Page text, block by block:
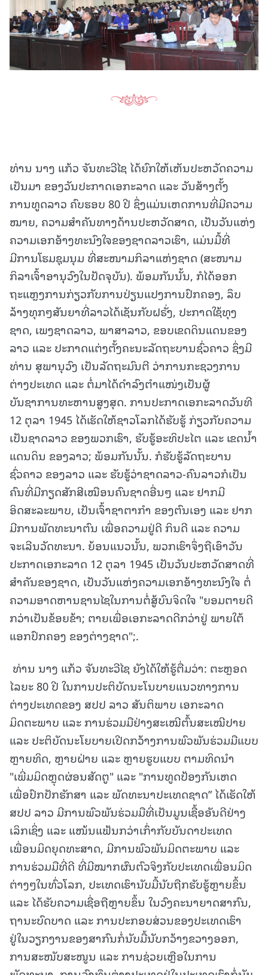
ທ່ານ ນາງ ແກ້ວ ຈັນທະວີໄຊ ໄດ້ຍົກໃຫ້ເຫັນປະຫວັດຄວາມ
ເປັນມາ ຂອງວັນປະກາດເອກະລາດ ແລະ ວັນສ້າງຕັ້ງ
ການທູດລາວ ຄົບຮອບ 80 ປີ ຊຶ່ງແມ່ນເຫດການທີ່ມີຄວາມ
ໝາຍ, ຄວາມສຳຄັນທາງດ້ານປະຫວັດສາດ, ເປັນວັນແຫ່ງ
ຄວາມເອກອ້າງທະນົງໃຈຂອງຊາດລາວເຮົາ, ແມ່ນມື້ທີ່
ມີການໂຮມຊຸມນຸມ ທີ່ສະໜາມກິລາແຫ່ງຊາດ (ສະໜາມ
ກິລາເຈົ້າອານຸວົງໃນປັດຈຸບັນ). ພ້ອມກັນນັ້ນ, ກໍໄດ້ອອກ
ຖະແຫຼງການກ່ຽວກັບການປ່ຽນແປງການປົກຄອງ, ລຶບ
ລ້າງທຸກໆສັນຍາທີ່ລາວໄດ້ເຊັນກັບຝຣັ່ງ, ປະກາດໃຊ້ທຸງ
ຊາດ, ເພງຊາດລາວ, ພາສາລາວ, ຂອບເຂດດິນແດນຂອງ
ລາວ ແລະ ປະກາດແຕ່ງຕັ້ງຄະນະລັດຖະບານຊົ່ວຄາວ ຊຶ່ງມີ
ທ່ານ ສຸພານຸວົງ ເປັນລັດຖະມົນຕີ ວ່າການກະຊວງການ
ຕ່າງປະເທດ ແລະ ຕໍ່ມາໄດ້ດໍາລົງຕໍາແໜ່ງເປັນຜູ້
ບັນຊາການທະຫານສູງສຸດ. ການປະກາດເອກະລາດວັນທີ
12 ຕຸລາ 1945 ໄດ້ເຮັດໃຫ້ຊາວໂລກໄດ້ຮັບຮູ້ ກ່ຽວກັບຄວາມ
ເປັນຊາດລາວ ຂອງພວກເຮົາ, ຮັບຮູ້ອະທິປະໄຕ ແລະ ເຂດນໍ້າ
ແດນດິນ ຂອງລາວ; ພ້ອມກັນນັ້ນ. ກໍຮັບຮູ້ລັດຖະບານ
ຊົ່ວຄາວ ຂອງລາວ ແລະ ຮັບຮູ້ວ່າຊາດລາວ-ຄົນລາວກໍເປັນ
ຄົນທີ່ມີກຽດສັກສີເໝືອນຄົນຊາດອື່ນໆ ແລະ ຢາກມີ
ອິດສະລະພາບ, ເປັນເຈົ້າຊາຕາກຳ ຂອງຕົນເອງ ແລະ ຢາກ
ມີການພັດທະນາຕົນ ເພື່ອຄວາມຢູ່ດີ ກິນດີ ແລະ ຄວາມ
ຈະເລີນວັດທະນາ. ຍ້ອນແນວນັ້ນ, ພວກເຮົາຈຶ່ງຖືເອົາວັນ
ປະກາດເອກະລາດ 12 ຕຸລາ 1945 ເປັນວັນປະຫວັດສາດທີ່
ສໍາຄັນຂອງຊາດ, ເປັນວັນແຫ່ງຄວາມເອກອ້າງທະນົງໃຈ ຕໍ່
ຄວາມອາດຫານຊານໄຊໃນການຕໍ່ສູ້ບົນຈິດໃຈ "ຍອມຕາຍດີ
ກວ່າເປັນຂ້ອຍຂ້າ; ຕາຍເພື່ອເອກະລາດດີກວ່າຢູ່ ພາຍໃຕ້
ແອກປົກຄອງ ຂອງຕ່າງຊາດ";.
‎ ທ່ານ ນາງ ແກ້ວ ຈັນທະວີໄຊ ຍັງໄດ້ໃຫ້ຮູ້ຕື່ມວ່າ: ຕະຫຼອດ
ໄລຍະ 80 ປີ ໃນການປະຕິບັດນະໂນບາຍແນວທາງການ
ຕ່າງປະເທດຂອງ ສປປ ລາວ ສັນຕິພາບ ເອກະລາດ
ມິດຕະພາບ ແລະ ການຮ່ວມມືຢ່າງສະເໝີຕົ້ນສະເໝີປາຍ
ແລະ ປະຕິບັດນະໂຍບາຍເປີດກວ້າງການພົວພັນຮ່ວມມືແບບ
ຫຼາຍທິດ, ຫຼາຍຝ່າຍ ແລະ ຫຼາຍຮູບແບບ ຕາມທິດນໍາ
"ເພີ່ມມິດຫຼຸດຜ່ອນສັດຕູ" ແລະ "ການທູດປ້ອງກັນເຫດ
ເພື່ອປົກປັກຮັກສາ ແລະ ພັດທະນາປະເທດຊາດ” ໄດ້ເຮັດໃຫ້
ສປປ ລາວ ມີການພົວພັນຮ່ວມມືທີ່ເປັນມູນເຊື້ອອັນດີຢ່າງ
ເລິກເຊິ່ງ ແລະ ແໜ້ນແຟ້ນກວ່າເກົ່າກັບບັນດາປະເທດ
ເພື່ອນມິດຍຸດທະສາດ, ມີການພົວພັນມິດຕະພາບ ແລະ
ການຮ່ວມມືທີ່ດີ ທີ່ມີໝາກຜົນຕົວຈິງກັບປະເທດເພື່ອນມິດ
ຕ່າງໆໃນທົ່ວໂລກ, ປະເທດເຮົານັບມື້ນັບຖືກຮັບຮູ້ຫຼາຍຂຶ້ນ
ແລະ ໄດ້ຮັບຄວາມເຊື່ອຖືຫຼາຍຂຶ້ນ ໃນວົງຄະນາຍາດສາກົນ,
ຖານະບົດບາດ ແລະ ການປະກອບສ່ວນຂອງປະເທດເຮົາ
ຢູ່ໃນວຽກງານຂອງສາກົນກໍ່ນັບມື້ນັບກວ້າງຂວາງອອກ,
ການສະໜັບສະໜູນ ແລະ ການຊ່ວຍເຫຼືອໃນການ